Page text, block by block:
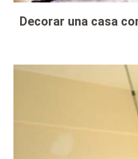
Decorar una casa